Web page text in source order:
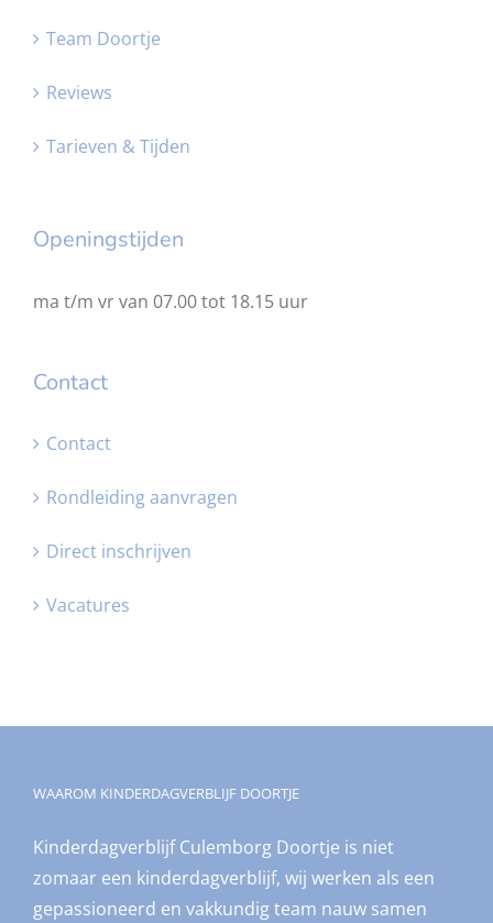
Team Doortje
Reviews
Tarieven & Tijden
Openingstijden
ma t/m vr van 07.00 tot 18.15 uur
Contact
Contact
Rondleiding aanvragen
Direct inschrijven
Vacatures
WAAROM KINDERDAGVERBLIJF DOORTJE
Kinderdagverblijf Culemborg Doortje is niet
zomaar een kinderdagverblijf, wij werken als een
gepassioneerd en vakkundig team nauw samen